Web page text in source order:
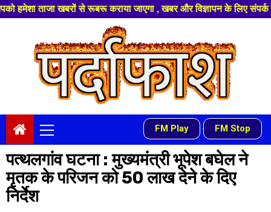
से रूबरू कराया जाएगा , खबर और विज्ञापन के लिए संपर्क करे +91
Menu
FM Play - FM Stop
पत्थलगांव घटना : मुख्यमंत्री भूपेश बघेल ने
मृतक के परिजन को 50 लाख देने के दिए
निर्देश